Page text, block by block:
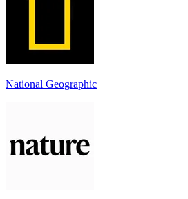
National Geographic